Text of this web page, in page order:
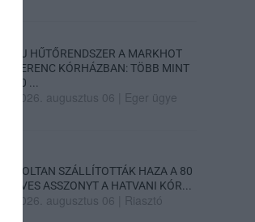
ÚJ HŰTŐRENDSZER A MARKHOT
FERENC KÓRHÁZBAN: TÖBB MINT
70 ...
2026. augusztus 06 Eger ügye
HOLTAN SZÁLLÍTOTTÁK HAZA A 80
ÉVES ASSZONYT A HATVANI KÓR...
2026. augusztus 06 Riasztó